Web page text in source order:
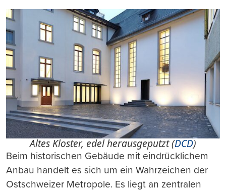
Altes Kloster, edel herausgeputzt (DCD)
Beim historischen Gebäude mit eindrücklichem
Anbau handelt es sich um ein Wahrzeichen der
Ostschweizer Metropole. Es liegt an zentralen